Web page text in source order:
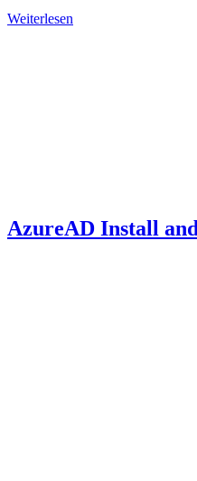
Weiterlesen
AzureAD Install